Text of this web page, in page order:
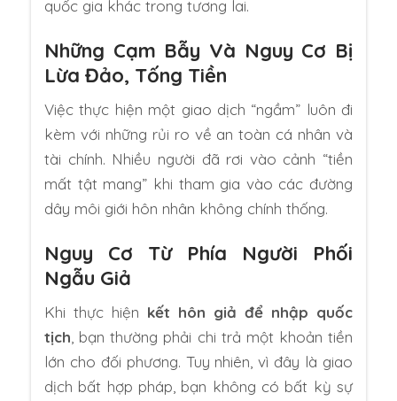
quốc gia khác trong tương lai.
Những Cạm Bẫy Và Nguy Cơ Bị
Lừa Đảo, Tống Tiền
Việc thực hiện một giao dịch “ngầm” luôn đi
kèm với những rủi ro về an toàn cá nhân và
tài chính. Nhiều người đã rơi vào cảnh “tiền
mất tật mang” khi tham gia vào các đường
dây môi giới hôn nhân không chính thống.
Nguy Cơ Từ Phía Người Phối
Ngẫu Giả
Khi thực hiện kết hôn giả để nhập quốc
tịch , bạn thường phải chi trả một khoản tiền
lớn cho đối phương. Tuy nhiên, vì đây là giao
dịch bất hợp pháp, bạn không có bất kỳ sự